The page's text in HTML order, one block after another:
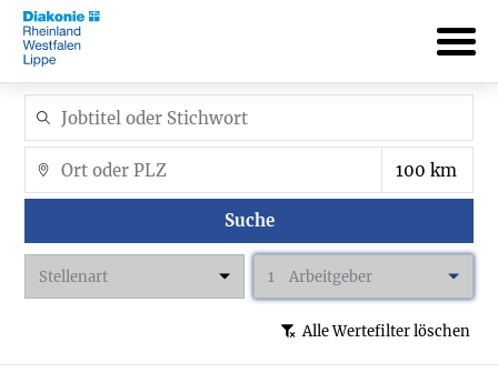
Suche
Stellenart 1 Arbeitgeber
Alle Wertefilter löschen